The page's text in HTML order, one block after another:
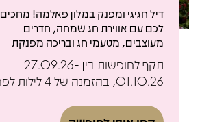
דיל חגיגי ומפנק במלון פאלמה! מחכים
לכם עם אווירת חג שמחה, חדרים
מעוצבים, מטעמי חג ובריכה מפנקת
תקף לחופשות בין 27.09.26-
01.10.26, בהזמנה של 4 לילות לפחות